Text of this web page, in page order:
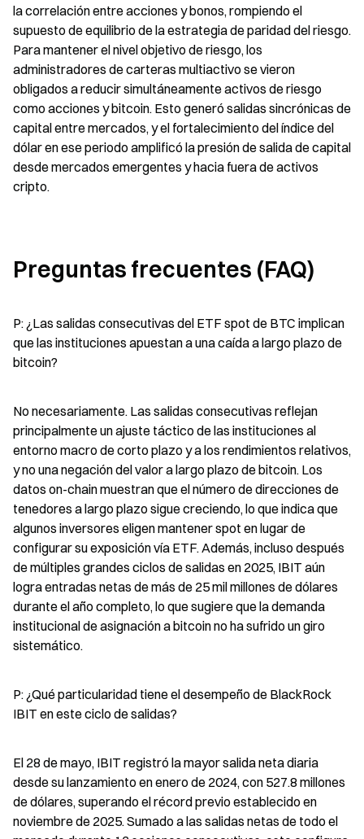
la correlación entre acciones y bonos, rompiendo el
supuesto de equilibrio de la estrategia de paridad del riesgo.
Para mantener el nivel objetivo de riesgo, los
administradores de carteras multiactivo se vieron
obligados a reducir simultáneamente activos de riesgo
como acciones y bitcoin. Esto generó salidas sincrónicas de
capital entre mercados, y el fortalecimiento del índice del
dólar en ese periodo amplificó la presión de salida de capital
desde mercados emergentes y hacia fuera de activos
cripto.
Preguntas frecuentes (FAQ)
P: ¿Las salidas consecutivas del ETF spot de BTC implican
que las instituciones apuestan a una caída a largo plazo de
bitcoin?
No necesariamente. Las salidas consecutivas reflejan
principalmente un ajuste táctico de las instituciones al
entorno macro de corto plazo y a los rendimientos relativos,
y no una negación del valor a largo plazo de bitcoin. Los
datos on-chain muestran que el número de direcciones de
tenedores a largo plazo sigue creciendo, lo que indica que
algunos inversores eligen mantener spot en lugar de
configurar su exposición vía ETF. Además, incluso después
de múltiples grandes ciclos de salidas en 2025, IBIT aún
logra entradas netas de más de 25 mil millones de dólares
durante el año completo, lo que sugiere que la demanda
institucional de asignación a bitcoin no ha sufrido un giro
sistemático.
P: ¿Qué particularidad tiene el desempeño de BlackRock
IBIT en este ciclo de salidas?
El 28 de mayo, IBIT registró la mayor salida neta diaria
desde su lanzamiento en enero de 2024, con 527.8 millones
de dólares, superando el récord previo establecido en
noviembre de 2025. Sumado a las salidas netas de todo el